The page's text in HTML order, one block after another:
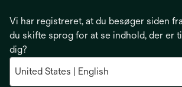
Vi har registreret, at du besøger siden
du skifte sprog for at se indhold, der er
dig?